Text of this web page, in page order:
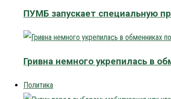
ПУМБ запускает специальную
Гривна немного укрепилась в
Политика